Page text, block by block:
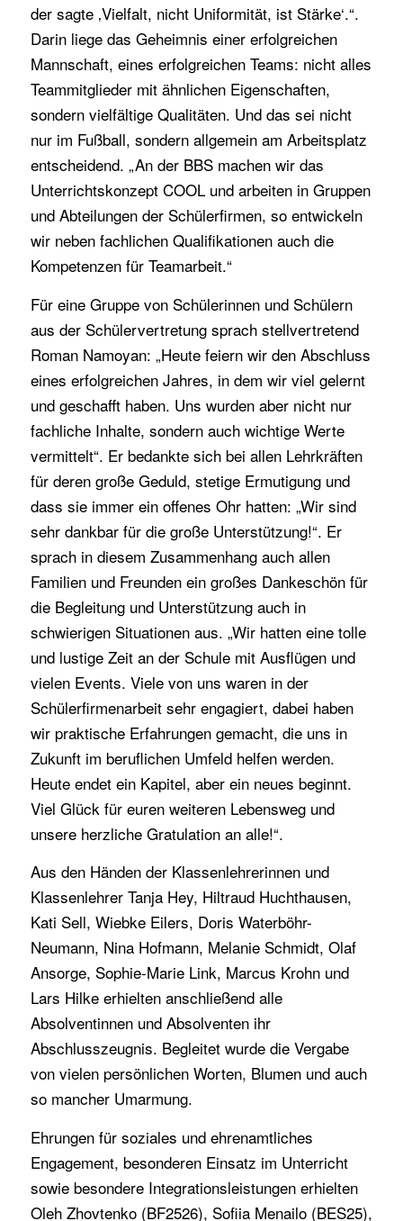
der sagte ‚Vielfalt, nicht Uniformität, ist Stärke‘.“.
Darin liege das Geheimnis einer erfolgreichen
Mannschaft, eines erfolgreichen Teams: nicht alles
Teammitglieder mit ähnlichen Eigenschaften,
sondern vielfältige Qualitäten. Und das sei nicht
nur im Fußball, sondern allgemein am Arbeitsplatz
entscheidend. „An der BBS machen wir das
Unterrichtskonzept COOL und arbeiten in Gruppen
und Abteilungen der Schülerfirmen, so entwickeln
wir neben fachlichen Qualifikationen auch die
Kompetenzen für Teamarbeit.“
Für eine Gruppe von Schülerinnen und Schülern
aus der Schülervertretung sprach stellvertretend
Roman Namoyan: „Heute feiern wir den Abschluss
eines erfolgreichen Jahres, in dem wir viel gelernt
und geschafft haben. Uns wurden aber nicht nur
fachliche Inhalte, sondern auch wichtige Werte
vermittelt“. Er bedankte sich bei allen Lehrkräften
für deren große Geduld, stetige Ermutigung und
dass sie immer ein offenes Ohr hatten: „Wir sind
sehr dankbar für die große Unterstützung!“. Er
sprach in diesem Zusammenhang auch allen
Familien und Freunden ein großes Dankeschön für
die Begleitung und Unterstützung auch in
schwierigen Situationen aus. „Wir hatten eine tolle
und lustige Zeit an der Schule mit Ausflügen und
vielen Events. Viele von uns waren in der
Schülerfirmenarbeit sehr engagiert, dabei haben
wir praktische Erfahrungen gemacht, die uns in
Zukunft im beruflichen Umfeld helfen werden.
Heute endet ein Kapitel, aber ein neues beginnt.
Viel Glück für euren weiteren Lebensweg und
unsere herzliche Gratulation an alle!“.
Aus den Händen der Klassenlehrerinnen und
Klassenlehrer Tanja Hey, Hiltraud Huchthausen,
Kati Sell, Wiebke Eilers, Doris Waterböhr-
Neumann, Nina Hofmann, Melanie Schmidt, Olaf
Ansorge, Sophie-Marie Link, Marcus Krohn und
Lars Hilke erhielten anschließend alle
Absolventinnen und Absolventen ihr
Abschlusszeugnis. Begleitet wurde die Vergabe
von vielen persönlichen Worten, Blumen und auch
so mancher Umarmung.
Ehrungen für soziales und ehrenamtliches
Engagement, besonderen Einsatz im Unterricht
sowie besondere Integrationsleistungen erhielten
Oleh Zhovtenko (BF2526), Sofiia Menailo (BES25),